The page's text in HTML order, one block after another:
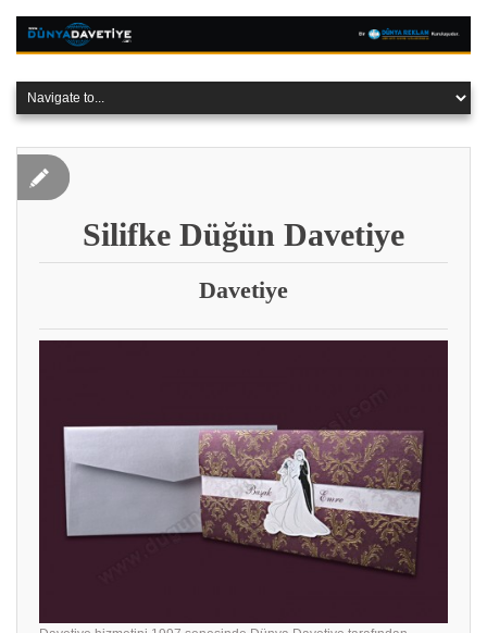
Silifke‎ Düğün Davetiye
Davetiye